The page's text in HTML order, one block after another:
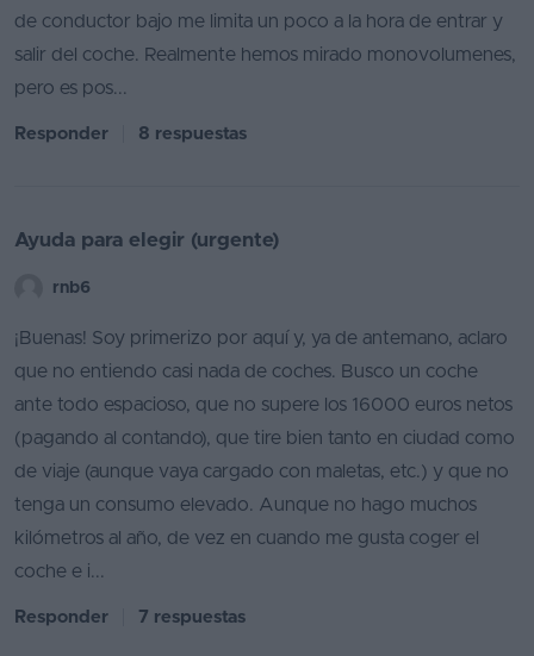
de conductor bajo me limita un poco a la hora de entrar y
salir del coche. Realmente hemos mirado monovolumenes,
pero es pos...
Responder 8 respuestas
Ayuda para elegir (urgente)
rnb6
¡Buenas! Soy primerizo por aquí y, ya de antemano, aclaro
que no entiendo casi nada de coches. Busco un coche
ante todo espacioso, que no supere los 16000 euros netos
(pagando al contando), que tire bien tanto en ciudad como
de viaje (aunque vaya cargado con maletas, etc.) y que no
tenga un consumo elevado. Aunque no hago muchos
kilómetros al año, de vez en cuando me gusta coger el
coche e i...
Responder 7 respuestas